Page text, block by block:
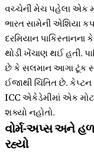
વચ્ચેની મેચ પહેલા એક
ભારત સામેની એશિયા
દરમિયાન
થોડી ખેંચાણ થઈ હતી.
છે કે સલમાન આગા ટૂંક
ઈજાથી ચિંતિત છે.
ICC એકેડેમીમાં એક
શક્યો નહોતો.
વોર્મ-અપ્સ અને
રહ્યો